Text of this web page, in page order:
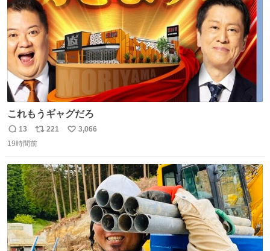
これもうギャグだろ
返
信
13
リ
ポ
ト
数
221
い
数
3,066
19時間前